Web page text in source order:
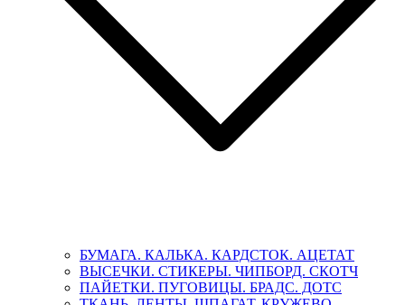
БУМАГА. КАЛЬКА. КАРДСТОК. АЦЕТАТ
ВЫСЕЧКИ. СТИКЕРЫ. ЧИПБОРД. СКОТЧ
ПАЙЕТКИ. ПУГОВИЦЫ. БРАДС. ДОТС